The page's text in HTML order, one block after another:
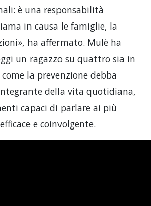
è una responsabilità
in causa le famiglie, la
ha affermato. Mulè ha
un ragazzo su quattro sia in
come la prevenzione debba
della vita quotidiana,
capaci di parlare ai più
e coinvolgente.